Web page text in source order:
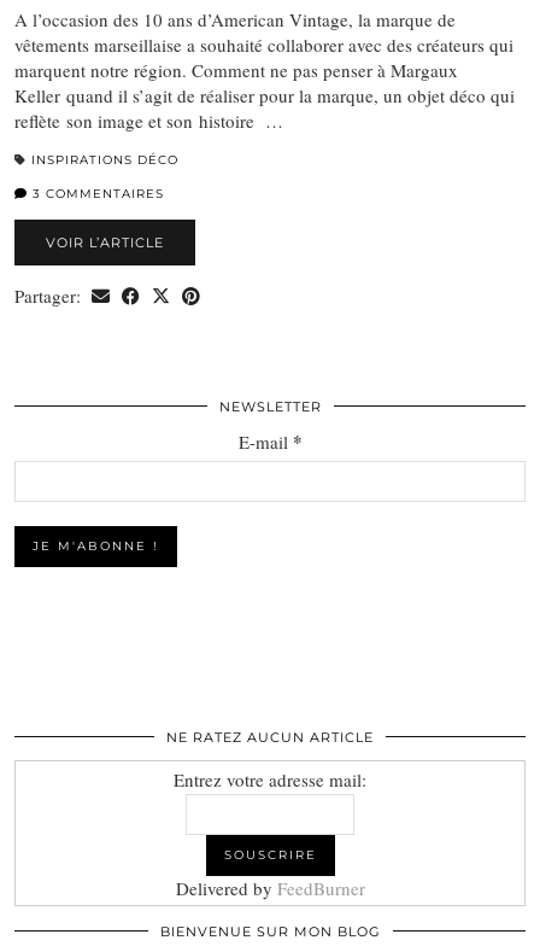
A l’occasion des 10 ans d’American Vintage, la marque de
vêtements marseillaise a souhaité collaborer avec des créateurs qui
marquent notre région. Comment ne pas penser à Margaux
Keller quand il s’agit de réaliser pour la marque, un objet déco qui
reflète son image et son histoire …
INSPIRATIONS DÉCO
3 COMMENTAIRES
VOIR L’ARTICLE
Partager:
NEWSLETTER
E-mail *
NE RATEZ AUCUN ARTICLE
Entrez votre adresse mail:
Delivered by FeedBurner
BIENVENUE SUR MON BLOG